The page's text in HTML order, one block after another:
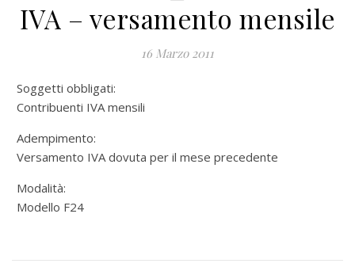
IVA – versamento mensile
16 Marzo 2011
Soggetti obbligati:
Contribuenti IVA mensili
Adempimento:
Versamento IVA dovuta per il mese precedente
Modalità:
Modello F24